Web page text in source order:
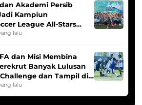
dan Akademi Persib
Kampiun
League All-Stars
lalu
dan Misi Membina
Banyak Lulusan
dan Tampil di
League
lalu